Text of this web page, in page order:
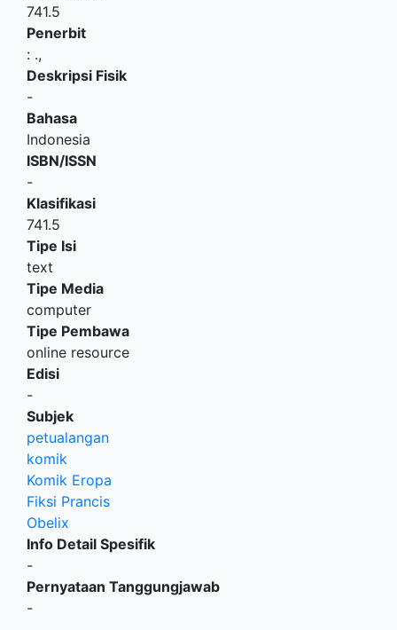
741.5
Penerbit
: .,
Deskripsi Fisik
-
Bahasa
Indonesia
ISBN/ISSN
-
Klasifikasi
741.5
Tipe Isi
text
Tipe Media
computer
Tipe Pembawa
online resource
Edisi
-
Subjek
petualangan
komik
Komik Eropa
Fiksi Prancis
Obelix
Info Detail Spesifik
-
Pernyataan Tanggungjawab
-